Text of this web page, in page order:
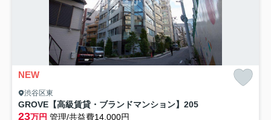
NEW
渋谷区東
GROVE【高級賃貸・ブランドマンション】 205
23万円 管理/共益費14,000円